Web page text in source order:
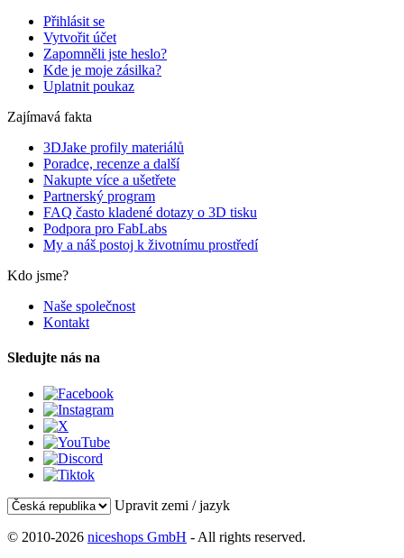
Přihlásit se
Vytvořit účet
Zapomněli jste heslo?
Kde je moje zásilka?
Uplatnit poukaz
Zajímavá fakta
3DJake profily materiálů
Poradce, recenze a další
Nakupte více a ušetřete
Partnerský program
FAQ často kladené dotazy o 3D tisku
Podpora pro FabLabs
My a náš postoj k životnímu prostředí
Kdo jsme?
Naše společnost
Kontakt
Sledujte nás na
Upravit zemi / jazyk
© 2010-2026 niceshops GmbH - All rights reserved.